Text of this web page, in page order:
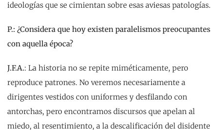
ideologías que se cimientan sobre esas aviesas patologías.
P.: ¿Considera que hoy existen paralelismos preocupantes
con aquella época?
J.F.A.: La historia no se repite miméticamente, pero
reproduce patrones. No veremos necesariamente a
dirigentes vestidos con uniformes y desfilando con
antorchas, pero encontramos discursos que apelan al
miedo, al resentimiento, a la descalificación del disidente